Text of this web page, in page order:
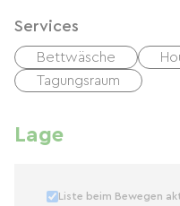
Services
Bettwäsche
Tagungsraum
Lage
Liste beim Bewegen